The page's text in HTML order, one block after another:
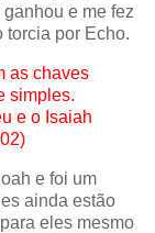
e me fez
torcia por Echo.
as chaves
simples.
e o Isaiah
e foi um
ainda estão
eles mesmo